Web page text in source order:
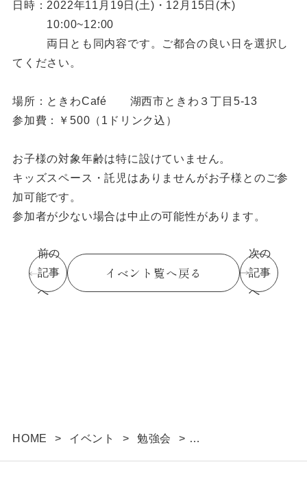
日時：2022年11月19日(土)・12月15日(木)
10:00~12:00
両日とも同内容です。ご都合の良い日を選択し
てください。
場所：ときわCafé 湖西市ときわ３丁目5-13
参加費：￥500（1ドリンク込）
お子様の対象年齢は特に設けていません。
キッズスペース・託児はありませんがお子様とのご参
加可能です。
参加者が少ない場合は中止の可能性があります。
前の
記事
へ
イベント覧へ戻る
次の
記事
へ
HOME > イベント > 勉強会
>